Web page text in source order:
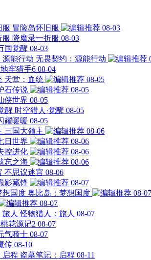
冒险岛怀旧服
08-03
降魔录一折服 08-03
国觉醒 08-03
无畏契约：源能行动
地牢猎手6 08-04
天堂：血统
08-05
石传说
08-05
侠世界 08-05
时空猎人·觉醒 08-05
耀暖暖 08-05
三国大领主
08-06
日世界
08-06
控进化
08-06
忘之海
08-06
不思议迷宫 08-06
影藏锋
08-07
奥比岛：梦想国度
08-07
08-07
怪物猎人：旅人 08-07
桃花源记2 08-07
气骑士 08-07
传 08-10
盗墓笔记：启程 08-11